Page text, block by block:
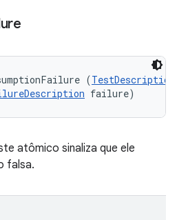
(TestDescription
failure)
atômico sinaliza que ele
falsa.